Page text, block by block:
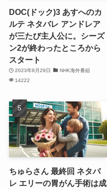
DOC(ドック)3 あすへのカ
ルテ ネタバレ アンドレア
が三たび主人公に。シーズ
ン2が終わったところから
スタート
2023年8月29日
NHK海外番組
14222
ちゅらさん 最終回 ネタバ
レ エリーの胃がん手術は成